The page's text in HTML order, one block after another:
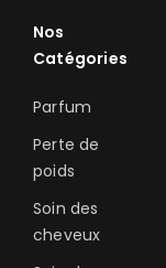
Nos
Catégories
Parfum
Perte de
poids
Soin des
cheveux